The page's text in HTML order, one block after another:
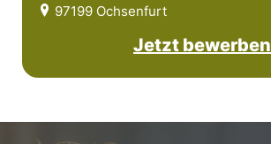
97199 Ochsenfurt
Jetzt bewerben